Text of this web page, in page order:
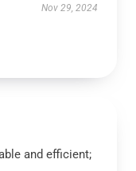
Nov 29, 2024
and efficient;